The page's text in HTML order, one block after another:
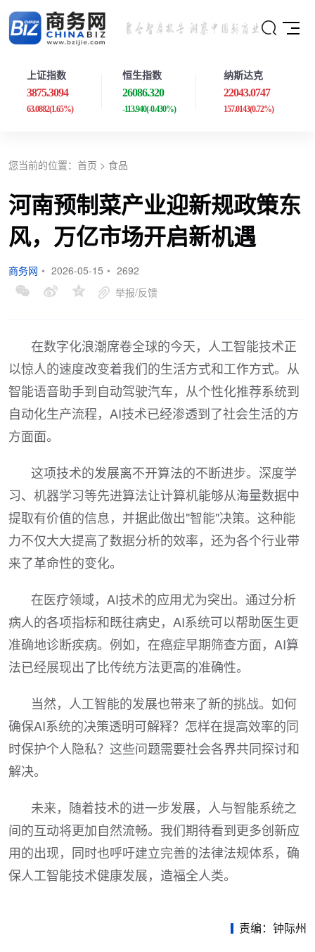
上证指数
3875.3094
63.0882(1.65%)
恒生指数
26086.320
-113.940(-0.430%)
纳斯达克
22043.0747
157.0143(0.72%)
您当前的位置： 首页 > 食品
河南预制菜产业迎新规政策东
风，万亿市场开启新机遇
商务网 • 2026-05-15 • 2692
举报/反馈
在数字化浪潮席卷全球的今天，人工智能技术正
以惊人的速度改变着我们的生活方式和工作方式。从
智能语音助手到自动驾驶汽车，从个性化推荐系统到
自动化生产流程，AI技术已经渗透到了社会生活的方
方面面。
这项技术的发展离不开算法的不断进步。深度学
习、机器学习等先进算法让计算机能够从海量数据中
提取有价值的信息，并据此做出"智能"决策。这种能
力不仅大大提高了数据分析的效率，还为各个行业带
来了革命性的变化。
在医疗领域，AI技术的应用尤为突出。通过分析
病人的各项指标和既往病史，AI系统可以帮助医生更
准确地诊断疾病。例如，在癌症早期筛查方面，AI算
法已经展现出了比传统方法更高的准确性。
当然，人工智能的发展也带来了新的挑战。如何
确保AI系统的决策透明可解释？怎样在提高效率的同
时保护个人隐私？这些问题需要社会各界共同探讨和
解决。
未来，随着技术的进一步发展，人与智能系统之
间的互动将更加自然流畅。我们期待看到更多创新应
用的出现，同时也呼吁建立完善的法律法规体系，确
保人工智能技术健康发展，造福全人类。
责编：钟际州